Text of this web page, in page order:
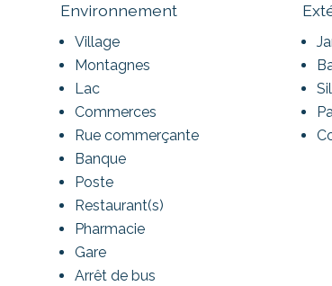
Environnement
Village
Montagnes
Lac
Commerces
Rue commerçante
Banque
Poste
Restaurant(s)
Pharmacie
Gare
Arrêt de bus